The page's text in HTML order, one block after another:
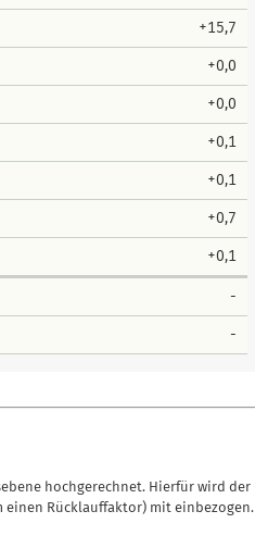
+15,7
+0,0
+0,0
+0,1
+0,1
+0,7
+0,1
-
-
hochgerechnet. Hierfür wird der
Rücklauffaktor) mit einbezogen.